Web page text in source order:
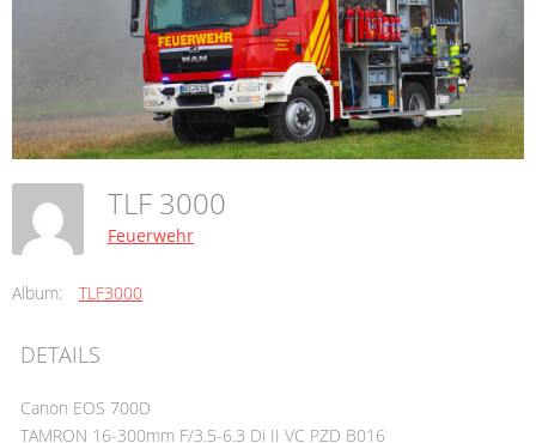
TLF 3000
Feuerwehr
Album: TLF3000
DETAILS
Canon EOS 700D
TAMRON 16-300mm F/3.5-6.3 Di II VC PZD B016